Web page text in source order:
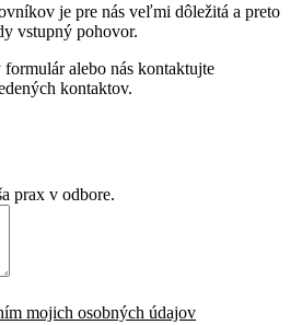
je pre nás veľmi dôležitá a preto
vstupný pohovor.
alebo nás kontaktujte
kontaktov.
prax v odbore.
mojich osobných údajov